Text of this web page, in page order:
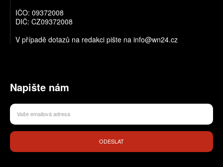
IČO: 09372008
DIČ: CZ09372008
V případě dotazů na redakci pište na info@wn24.cz
Napište nám
ODESLAT